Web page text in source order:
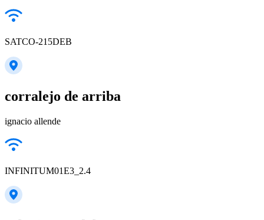
SATCO-215DEB
corralejo de arriba
ignacio allende
INFINITUM01E3_2.4